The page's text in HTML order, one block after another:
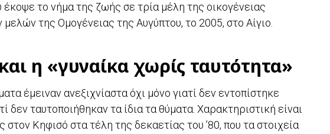
έκοψε το νήμα της ζωής σε τρία μέλη της οικογένειας
της Ομογένειας της Αυγύπτου, το 2005, στο Αίγιο.
η «γυναίκα χωρίς ταυτότητα»
έμειναν ανεξιχνίαστα όχι μόνο γιατί δεν εντοπίστηκε
δεν ταυτοποιήθηκαν τα ίδια τα θύματα. Χαρακτηριστική είναι
στον Κηφισό στα τέλη της δεκαετίας του ’80, που τα στοιχεία